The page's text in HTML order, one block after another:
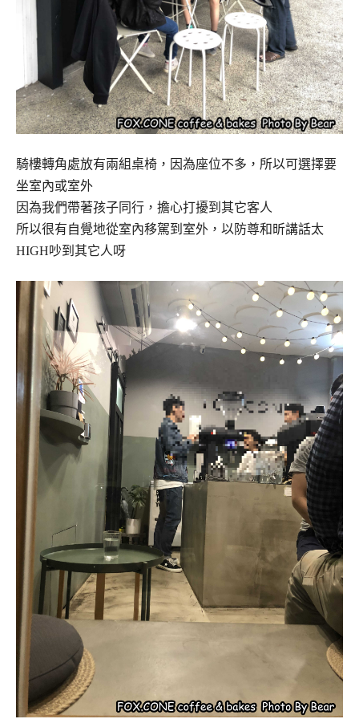
騎樓轉角處放有兩組桌椅，因為座位不多，所以可選擇要
坐室內或室外
因為我們帶著孩子同行，擔心打擾到其它客人
所以很有自覺地從室內移駕到室外，以防尊和昕講話太
HIGH吵到其它人呀